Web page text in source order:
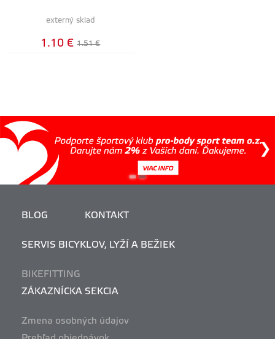
externý sklad
1.10 € 1.51 €
BLOG KONTAKT
SERVIS BICYKLOV, LYŽÍ A BEŽIEK
BIKEFITTING
ZÁKAZNÍCKA SEKCIA
Zmena osobných údajov